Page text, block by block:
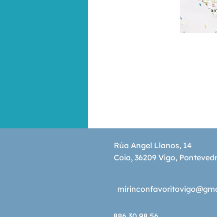
Rúa Angel Llanos, 14
Coia, 36209 Vigo,